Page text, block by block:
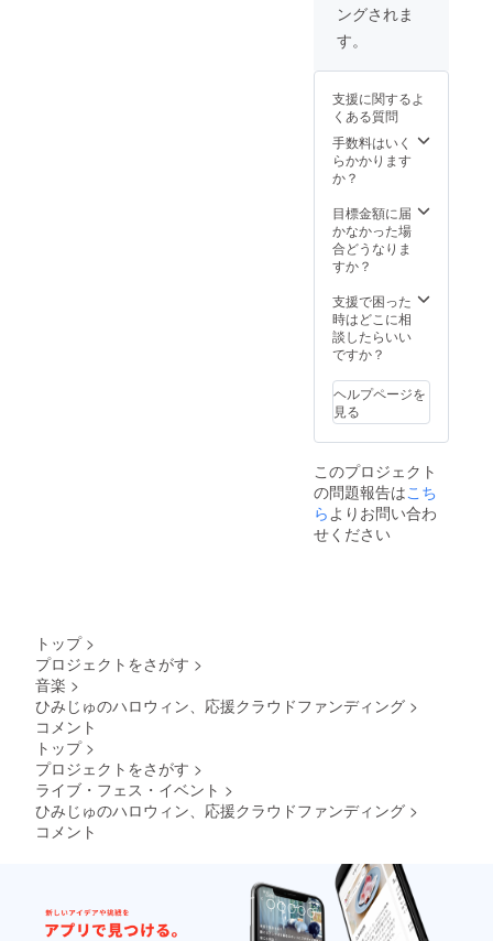
ングされま
す。
支援に関するよ
くある質問
手数料はいく
らかかります
か？
目標金額に届
かなかった場
合どうなりま
すか？
支援で困った
時はどこに相
談したらいい
ですか？
ヘルプページを
見る
このプロジェクト
の問題報告はこち
らよりお問い合わ
せください
トップ >
プロジェクトをさがす >
音楽 >
ひみじゅのハロウィン、応援クラウドファンディング >
コメント
トップ >
プロジェクトをさがす >
ライブ・フェス・イベント >
ひみじゅのハロウィン、応援クラウドファンディング >
コメント